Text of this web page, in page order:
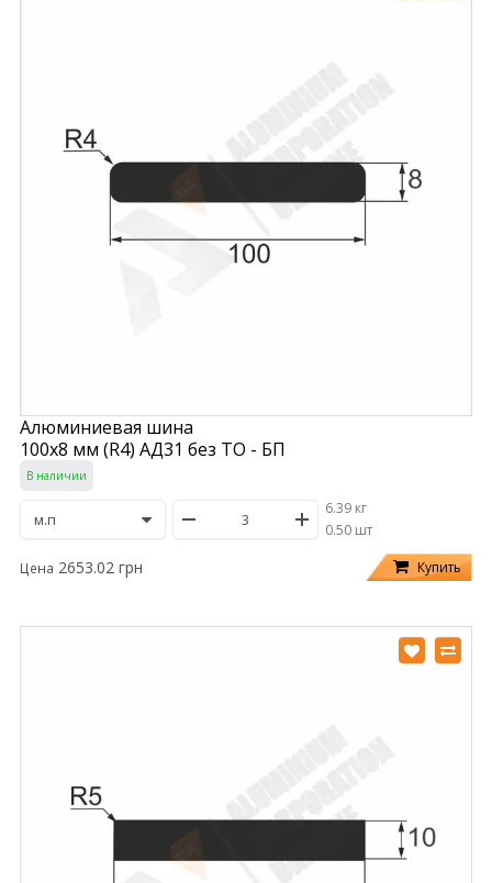
Алюминиевая шина
100х8 мм (R4) АД31 без ТО - БП
В наличии
6.39 кг
/0.50 шт
Цена 2653.02 грн Купить